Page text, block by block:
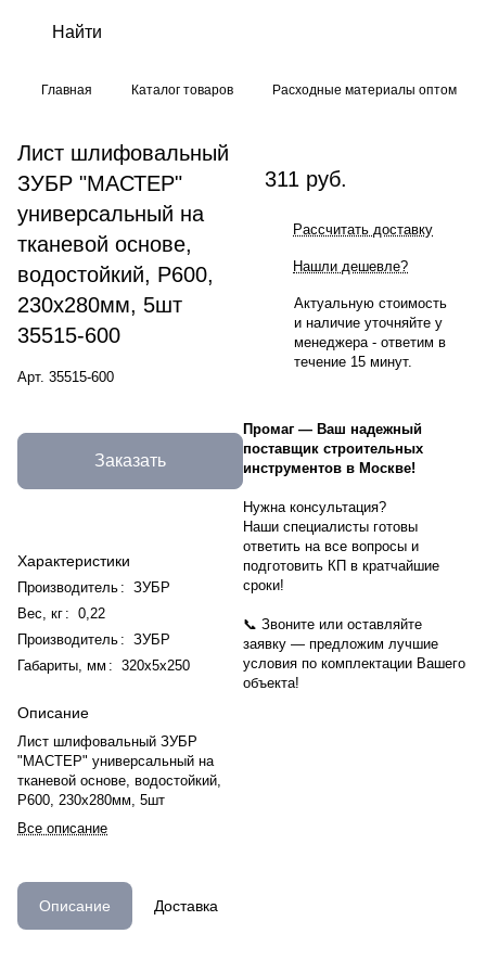
Главная Каталог товаров Расходные материалы оптом
Лист шлифовальный
ЗУБР "МАСТЕР"
универсальный на
тканевой основе,
водостойкий, Р600,
230х280мм, 5шт
35515-600
Арт. 35515-600
Заказать
Характеристики
Производитель : ЗУБР
Вес, кг : 0,22
Производитель : ЗУБР
Габариты, мм : 320х5х250
Описание
Лист шлифовальный ЗУБР
"МАСТЕР" универсальный на
тканевой основе, водостойкий,
Р600, 230х280мм, 5шт
Все описание
311 руб.
Рассчитать доставку
Нашли дешевле?
Актуальную стоимость
и наличие уточняйте у
менеджера - ответим в
течение 15 минут.
Промаг — Ваш надежный
поставщик строительных
инструментов в Москве!
Нужна консультация?
Наши специалисты готовы
ответить на все вопросы и
подготовить КП в кратчайшие
сроки!
📞 Звоните или оставляйте
заявку — предложим лучшие
условия по комплектации Вашего
объекта!
Описание Доставка